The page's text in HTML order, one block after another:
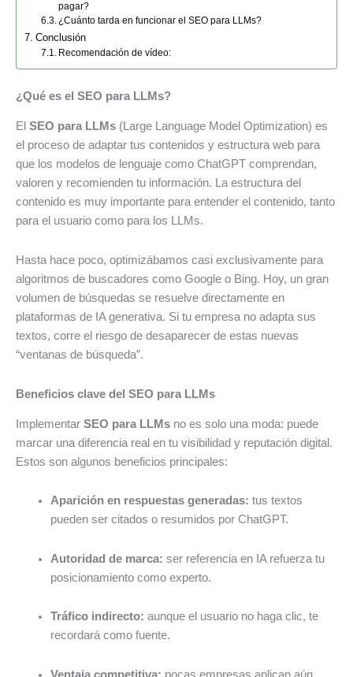
pagar?
¿Cuánto tarda en funcionar el SEO para LLMs?
Conclusión
Recomendación de vídeo:
¿Qué es el SEO para LLMs?
El SEO para LLMs (Large Language Model Optimization) es
el proceso de adaptar tus contenidos y estructura web para
que los modelos de lenguaje como ChatGPT comprendan,
valoren y recomienden tu información. La estructura del
contenido es muy importante para entender el contenido, tanto
para el usuario como para los LLMs.
Hasta hace poco, optimizábamos casi exclusivamente para
algoritmos de buscadores como Google o Bing. Hoy, un gran
volumen de búsquedas se resuelve directamente en
plataformas de IA generativa. Si tu empresa no adapta sus
textos, corre el riesgo de desaparecer de estas nuevas
“ventanas de búsqueda”.
Beneficios clave del SEO para LLMs
Implementar SEO para LLMs no es solo una moda: puede
marcar una diferencia real en tu visibilidad y reputación digital.
Estos son algunos beneficios principales:
Aparición en respuestas generadas: tus textos
pueden ser citados o resumidos por ChatGPT.
Autoridad de marca: ser referencia en IA refuerza tu
posicionamiento como experto.
Tráfico indirecto: aunque el usuario no haga clic, te
recordará como fuente.